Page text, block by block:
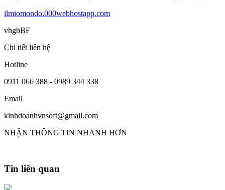
ilmiomondo.000webhostapp.com
vhgbBF
Chi tiết liên hệ
Hotline
0911 066 388 - 0989 344 338
Email
kinhdoanhvnsoft@gmail.com
NHẬN THÔNG TIN NHANH HƠN
Tin liên quan